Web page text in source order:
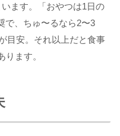
ます。「おやつは1日の
で、ちゅ〜るなら2〜3
目安。それ以上だと食事
ます。